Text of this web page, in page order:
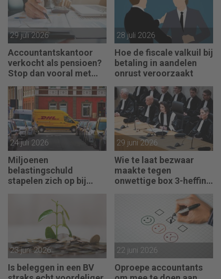
29 juli 2026
Accountantskantoor
verkocht als pensioen?
Stop dan vooral met
werken
28 juli 2026
Hoe de fiscale valkuil bij
betaling in aandelen
onrust veroorzaakt
24 juli 2026
Miljoenen
belastingschuld
stapelen zich op bij
29 juni 2026
Wie te laat bezwaar
maakte tegen
onwettige box 3-heffing
23 juni 2026
Is beleggen in een BV
22 juni 2026
Oproepe accountants